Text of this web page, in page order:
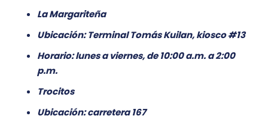
La Margariteña
Ubicación: Terminal Tomás Kuilan, kiosco #13
Horario: lunes a viernes, de 10:00 a.m. a 2:00
p.m.
Trocitos
Ubicación: carretera 167